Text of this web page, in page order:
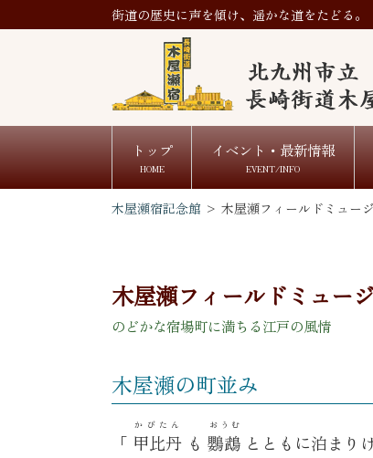
街道の歴史に声を傾け、遥かな道をたどる。
トップ
HOME
イベント・最新情報
EVENT/INFO
木屋瀬宿記念館 > 木屋瀬フィールドミュー
木屋瀬フィールドミュー
のどかな宿場町に満ちる江戸の風情
木屋瀬の町並み
「 甲比丹
かびたん
も 鸚鵡
おうむ
とともに泊まり